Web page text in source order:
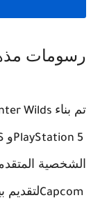
رسومات
تم بناء Wilds
PlayStation 5و
الشخصية
Capcomلتقديم